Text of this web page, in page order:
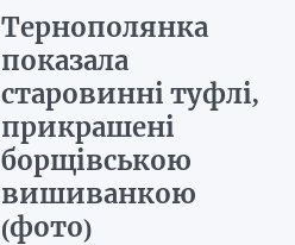
Тернополянка
показала
старовинні туфлі,
прикрашені
борщівською
вишиванкою
(фото)